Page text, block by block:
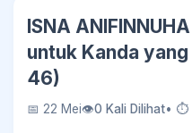
ISNA
untuk Kanda yang
46)
📅 22 Mei👁0 Kali Dilihat• ⏱